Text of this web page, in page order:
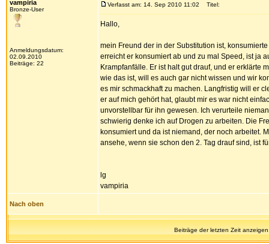
vampiria
Bronze-User
Anmeldungsdatum:
02.09.2010
Beiträge: 22
Verfasst am: 14. Sep 2010 11:02 Titel:
Hallo,
mein Freund der in der Substitution ist,
erreicht er konsumiert ab und zu mal Speed, ist ja
Krampfanfälle. Er ist halt gut drauf, und er erklärte
wie das ist, will es auch gar nicht wissen und wir
es mir schmackhaft zu machen. Langfristig will er
er auf mich gehört hat, glaubt mir es war nicht
unvorstellbar für ihn gewesen. Ich verurteile
schwierig denke ich auf Drogen zu arbeiten. Die
konsumiert und da ist niemand, der noch arbeitet.
ansehe, wenn sie schon den 2. Tag drauf sind, ist
lg
vampiria
Nach oben
Beiträge der letzten Zeit